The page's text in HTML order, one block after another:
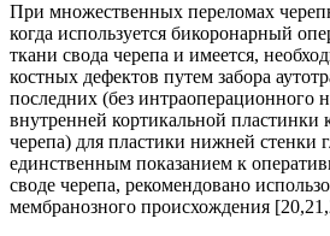
При множественных переломах
когда используется бикоронарный
ткани свода черепа и имеется,
костных дефектов путем забора
последних (без интраоперационного
внутренней кортикальной пластинки
черепа) для пластики нижней стенки
единственным показанием к
своде черепа, рекомендовано
мембранозного происхождения